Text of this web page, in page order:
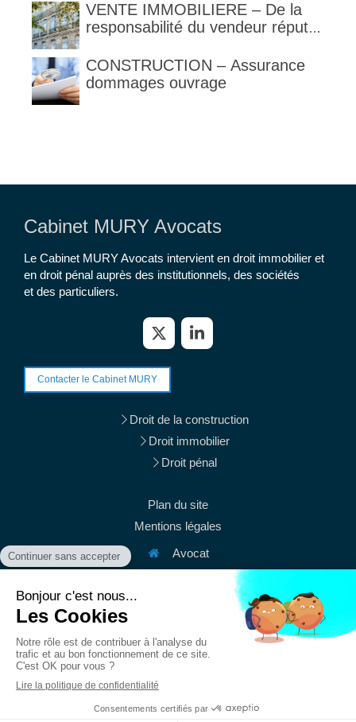
VENTE IMMOBILIERE – De la
responsabilité du vendeur réputé
1792 et suivants du code civil
CONSTRUCTION – Assurance
dommages ouvrage
Cabinet MURY Avocats
Le Cabinet MURY Avocats intervient en droit immobilier et
en droit pénal auprès des institutionnels, des sociétés
et des particuliers.
Contacter le Cabinet MURY
Droit de la construction
Droit immobilier
Droit pénal
Plan du site
Mentions légales
Avocat
38 rue du Mont Thabor
Afficher le téléphone
contact@mury-avocats.fr
DuLundiauVendredi